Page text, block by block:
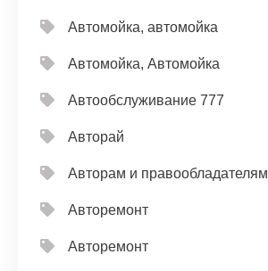
Автомойка, автомойка
Автомойка, Автомойка
Автообслуживание 777
Авторай
Авторам и правообладателям
Авторемонт
Авторемонт